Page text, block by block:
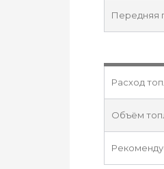
Передняя
Расход
Объём